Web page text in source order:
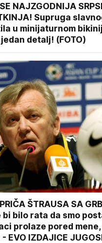
NAJZGODNIJA
Supruga
u minijaturnom
detalj! (FOTO)
ŠTRAUSA SA
bi bilo rata da smo
prolaze pored
EVO IZDAJICE